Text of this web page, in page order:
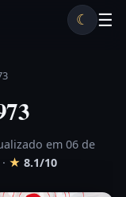
☰
☾
em 06 de
· ★ 8.1/10